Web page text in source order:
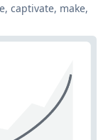
captivate, make,